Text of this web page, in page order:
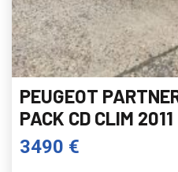
PEUGEOT
PACK CD CLIM 2011
3490 €